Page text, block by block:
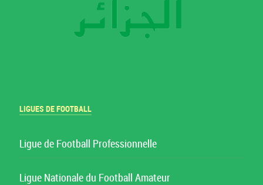
LIGUES DE FOOTBALL
Ligue de Football Professionnelle
Ligue Nationale du Football Amateur